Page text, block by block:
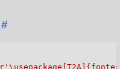
#